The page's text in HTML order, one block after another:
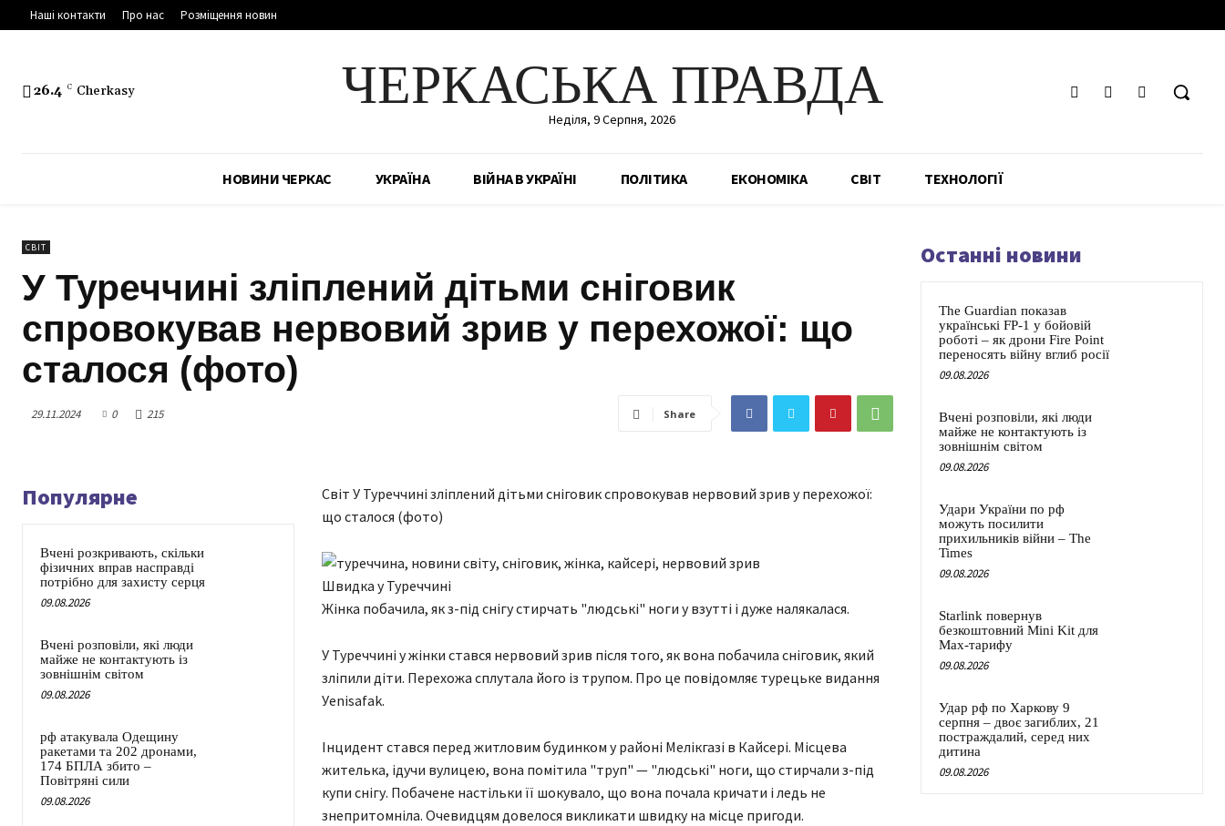
Наші контакти Про нас Розміщення новин
26.4 C Cherkasy ЧЕРКАСЬКА ПРАВДА
Неділя, 9 Серпня, 2026
НОВИНИ ЧЕРКАС УКРАЇНА ВІЙНА В УКРАЇНІ ПОЛІТИКА ЕКОНОМІКА СВІТ ТЕХНОЛОГІЇ
СВІТ
У Туреччині зліплений дітьми сніговик
спровокував нервовий зрив у перехожої: що
сталося (фото)
29.11.2024 0 215 Share
Популярне
Вчені розкривають, скільки
фізичних вправ насправді
потрібно для захисту серця
09.08.2026
Вчені розповіли, які люди
майже не контактують із
зовнішнім світом
09.08.2026
рф атакувала Одещину
ракетами та 202 дронами,
174 БПЛА збито –
Повітряні сили
09.08.2026
Світ У Туреччині зліплений дітьми сніговик спровокував нервовий зрив у перехожої:
що сталося (фото)
Швидка у Туреччині
Жінка побачила, як з-під снігу стирчать "людські" ноги у взутті і дуже налякалася.
У Туреччині у жінки стався нервовий зрив після того, як вона побачила сніговик, який
зліпили діти. Перехожа сплутала його із трупом. Про це повідомляє турецьке видання
Уenisafak.
Інцидент стався перед житловим будинком у районі Мелікгазі в Кайсері. Місцева
жителька, ідучи вулицею, вона помітила "труп" — "людські" ноги, що стирчали з-під
купи снігу. Побачене настільки її шокувало, що вона почала кричати і ледь не
знепритомніла. Очевидцям довелося викликати швидку на місце пригоди.
Останні новини
The Guardian показав
українські FP-1 у бойовій
роботі – як дрони Fire Point
переносять війну вглиб росії
09.08.2026
Вчені розповіли, які люди
майже не контактують із
зовнішнім світом
09.08.2026
Удари України по рф
можуть посилити
прихильників війни – The
Times
09.08.2026
Starlink повернув
безкоштовний Mini Kit для
Max-тарифу
09.08.2026
Удар рф по Харкову 9
серпня – двоє загиблих, 21
постраждалий, серед них
дитина
09.08.2026